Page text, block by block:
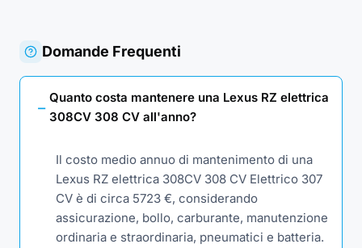
Domande Frequenti
Quanto costa mantenere una Lexus RZ elettrica
308CV 308 CV all'anno?
Il costo medio annuo di mantenimento di una
Lexus RZ elettrica 308CV 308 CV Elettrico 307
CV è di circa 5723 €, considerando
assicurazione, bollo, carburante, manutenzione
ordinaria e straordinaria, pneumatici e batteria.